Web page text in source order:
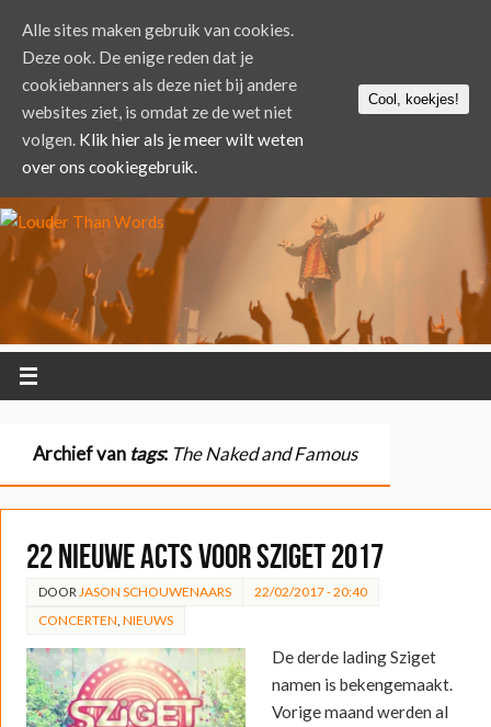
Archief van tags: The Naked and Famous
22 nieuwe acts voor Sziget 2017
DOOR JASON SCHOUWENAARS
22/02/2017 - 20:40
CONCERTEN NIEUWS
De derde lading Sziget
namen is bekengemaakt.
Vorige maand werden al
Alle sites maken gebruik van cookies.
Deze ook. De enige reden dat je
cookiebanners als deze niet bij andere
websites ziet, is omdat ze de wet niet
volgen. Klik hier als je meer wilt weten
over ons cookiegebruik.
Cool, koekjes!